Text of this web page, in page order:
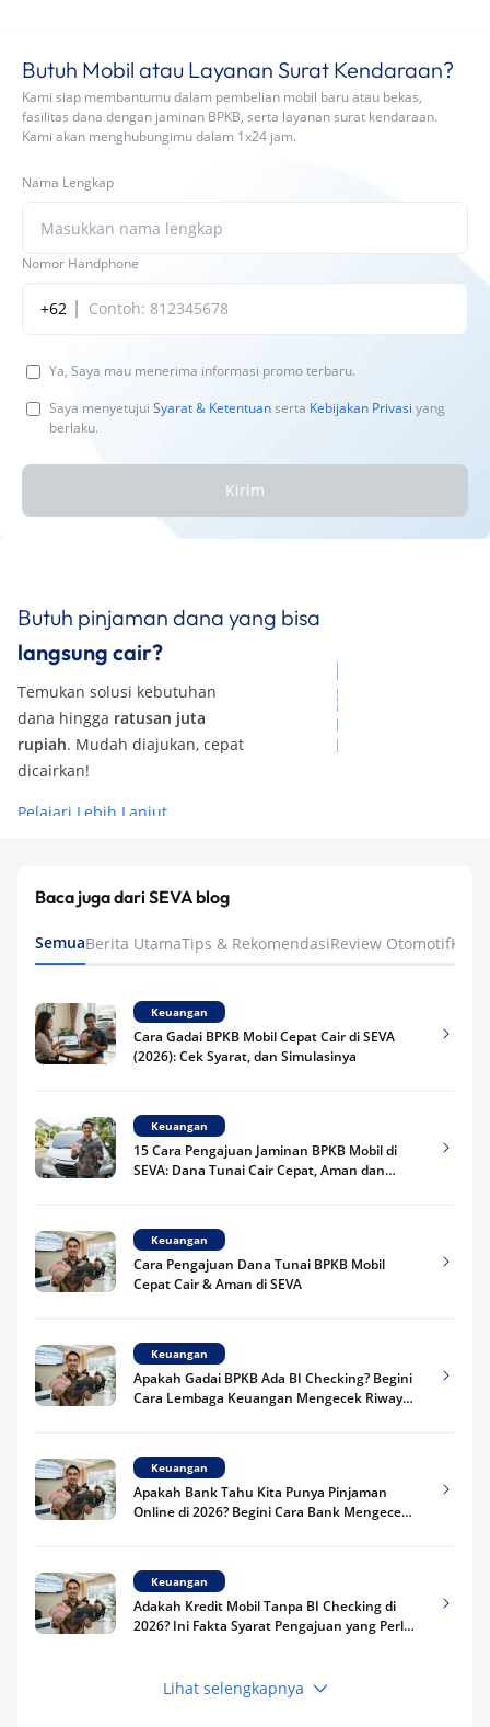
Butuh Mobil atau Layanan Surat Kendaraan?
Kami siap membantumu dalam pembelian mobil baru atau bekas,
fasilitas dana dengan jaminan BPKB, serta layanan surat kendaraan.
Kami akan menghubungimu dalam 1x24 jam.
Nama Lengkap
Nomor Handphone
+62
Ya, Saya mau menerima informasi promo terbaru.
Saya menyetujui Syarat & Ketentuanserta Kebijakan Privasi yang
berlaku.
Kirim
Butuh pinjaman dana yang bisa
langsung cair?
Temukan solusi kebutuhan
dana hingga ratusan juta
rupiah. Mudah diajukan, cepat
dicairkan!
Pelajari Lebih Lanjut
Baca juga dari SEVA blog
SemuaBerita UtamaTips & RekomendasiReview Otomotif
Keuangan
Cara Gadai BPKB Mobil Cepat Cair di SEVA
(2026): Cek Syarat, dan Simulasinya
Keuangan
15 Cara Pengajuan Jaminan BPKB Mobil di
SEVA: Dana Tunai Cair Cepat, Aman dan
Keuangan
Cara Pengajuan Dana Tunai BPKB Mobil
Cepat Cair & Aman di SEVA
Keuangan
Apakah Gadai BPKB Ada BI Checking? Begini
Cara Lembaga Keuangan Mengecek Riwayat
Keuangan
Apakah Bank Tahu Kita Punya Pinjaman
Online di 2026? Begini Cara Bank Mengecek
Keuangan
Adakah Kredit Mobil Tanpa BI Checking di
2026? Ini Fakta Syarat Pengajuan yang Perlu
Keuangan
Lihat selengkapnya